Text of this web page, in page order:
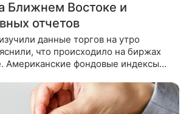
Ближнем Востоке и
отчетов
данные торгов на утро
что происходило на биржах
Американские фондовые индексы